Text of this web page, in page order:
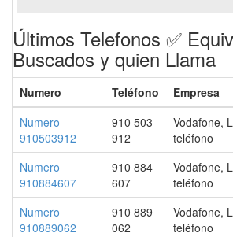
Últimos Telefonos ✅
Buscados y quien Llama
Numero Teléfono
Empresa
Numero
910503912
910 503
912
Vodafone,
teléfono
Numero
910884607
910 884
607
Vodafone,
teléfono
Numero
910889062
910 889
062
Vodafone,
teléfono